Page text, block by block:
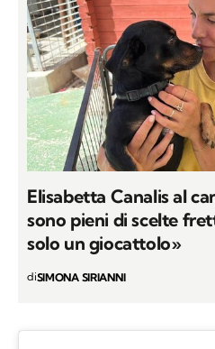
Elisabetta Canalis al
sono pieni di scelte
solo un giocattolo»
diSIMONA SIRIANNI